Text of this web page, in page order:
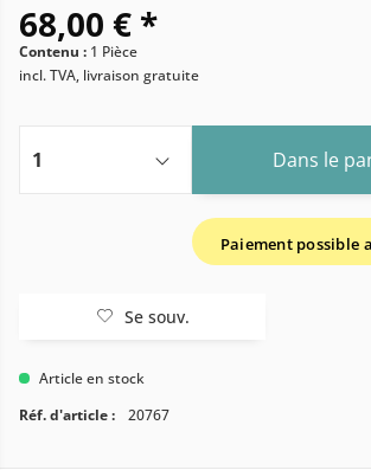
68,00 € *
Contenu : 1 Pièce
incl. TVA, livraison gratuite
Dans le
Paiement possible
Se souv.
Article en stock
Réf. d'article :
20767